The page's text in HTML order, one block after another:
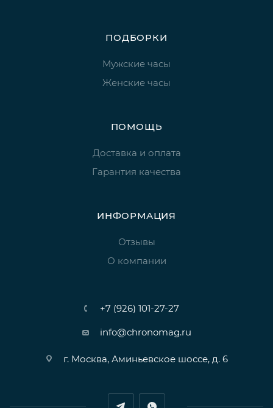
ПОДБОРКИ
Мужские часы
Женские часы
ПОМОЩЬ
Доставка и оплата
Гарантия качества
ИНФОРМАЦИЯ
Отзывы
О компании
+7 (926) 101-27-27
info@chronomag.ru
г. Москва, Аминьевское шоссе, д. 6